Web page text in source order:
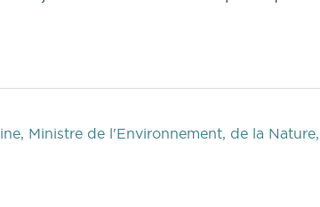
Ministre de l'Environnement, de la